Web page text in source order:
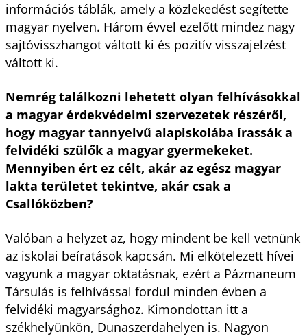
információs táblák, amely a közlekedést segítette
magyar nyelven. Három évvel ezelőtt mindez nagy
sajtóvisszhangot váltott ki és pozitív visszajelzést
váltott ki.
Nemrég találkozni lehetett olyan felhívásokkal
a magyar érdekvédelmi szervezetek részéről,
hogy magyar tannyelvű alapiskolába írassák a
felvidéki szülők a magyar gyermekeket.
Mennyiben ért ez célt, akár az egész magyar
lakta területet tekintve, akár csak a
Csallóközben?
Valóban a helyzet az, hogy mindent be kell vetnünk
az iskolai beíratások kapcsán. Mi elkötelezett hívei
vagyunk a magyar oktatásnak, ezért a Pázmaneum
Társulás is felhívással fordul minden évben a
felvidéki magyarsághoz. Kimondottan itt a
székhelyünkön, Dunaszerdahelyen is. Nagyon